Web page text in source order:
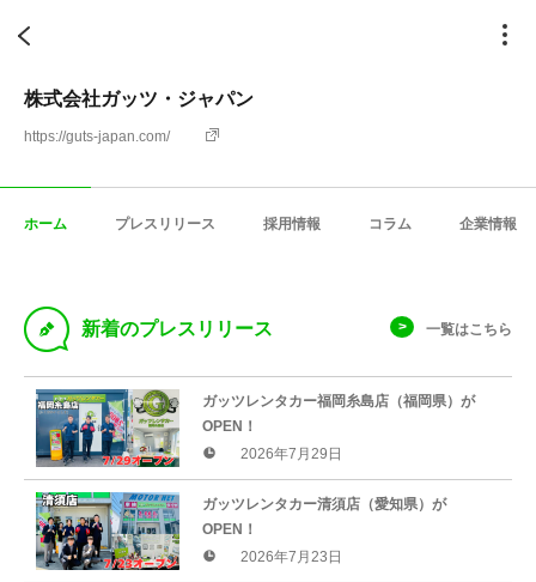
株式会社ガッツ・ジャパン
https://guts-japan.com/
ホーム プレスリリース 採用情報 コラム 企業情報
D 新着のプレスリリース 一覧はこちら
ガッツレンタカー福岡糸島店（福岡県）が
OPEN！
2026年7月29日
ガッツレンタカー清須店（愛知県）が
OPEN！
2026年7月23日